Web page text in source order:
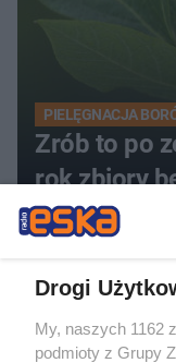
PIELĘGNACJA
Zrób to po
rok zbiory
Drogi
My, naszych 1162
podmioty z Grupy